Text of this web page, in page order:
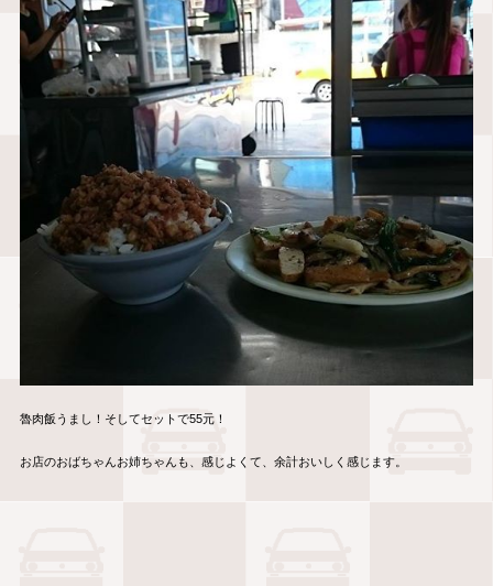
魯肉飯うまし！そしてセットで55元！
お店のおばちゃんお姉ちゃんも、感じよくて、余計おいしく感じます。